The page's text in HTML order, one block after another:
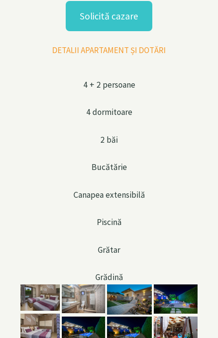
Solicită cazare
DETALII APARTAMENT ȘI DOTĂRI
4 + 2 persoane
4 dormitoare
2 băi
Bucătărie
Canapea extensibilă
Piscină
Grătar
Grădină